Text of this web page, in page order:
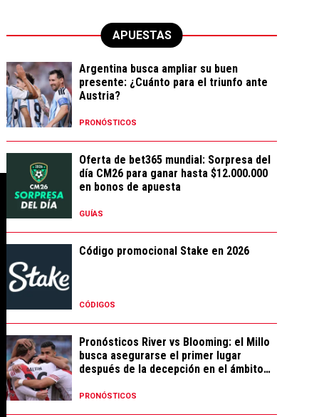
APUESTAS
Argentina busca ampliar su buen
presente: ¿Cuánto para el triunfo ante
Austria?
PRONÓSTICOS
Oferta de bet365 mundial: Sorpresa del
día CM26 para ganar hasta $12.000.000
en bonos de apuesta
GUÍAS
Código promocional Stake en 2026
CÓDIGOS
Pronósticos River vs Blooming: el Millo
busca asegurarse el primer lugar
después de la decepción en el ámbito
PRONÓSTICOS